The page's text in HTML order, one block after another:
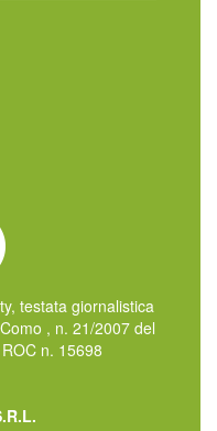
testata giornalistica
, n. 21/2007 del
n. 15698